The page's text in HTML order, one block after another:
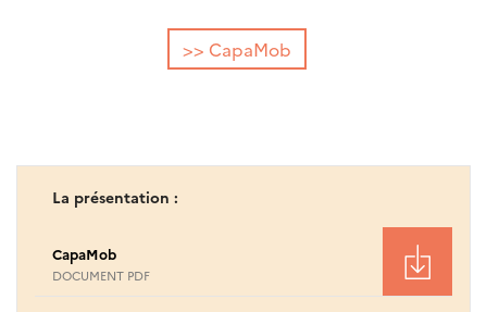
>> CapaMob
La présentation :
CapaMob
DOCUMENT PDF